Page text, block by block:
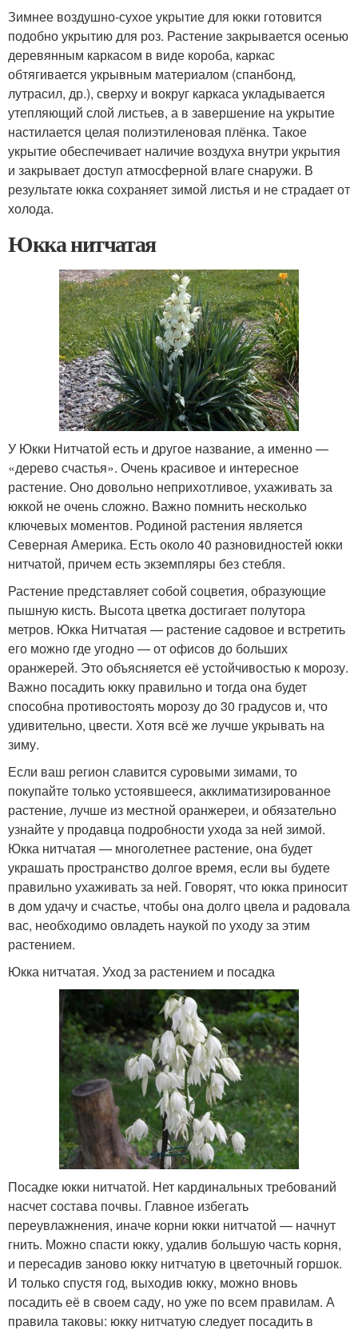
Зимнее воздушно-сухое укрытие для юкки готовится
подобно укрытию для роз. Растение закрывается осенью
деревянным каркасом в виде короба, каркас
обтягивается укрывным материалом (спанбонд,
лутрасил, др.), сверху и вокруг каркаса укладывается
утепляющий слой листьев, а в завершение на укрытие
настилается целая полиэтиленовая плёнка. Такое
укрытие обеспечивает наличие воздуха внутри укрытия
и закрывает доступ атмосферной влаге снаружи. В
результате юкка сохраняет зимой листья и не страдает от
холода.
Юкка нитчатая
У Юкки Нитчатой есть и другое название, а именно —
«дерево счастья». Очень красивое и интересное
растение. Оно довольно неприхотливое, ухаживать за
юккой не очень сложно. Важно помнить несколько
ключевых моментов. Родиной растения является
Северная Америка. Есть около 40 разновидностей юкки
нитчатой, причем есть экземпляры без стебля.
Растение представляет собой соцветия, образующие
пышную кисть. Высота цветка достигает полутора
метров. Юкка Нитчатая — растение садовое и встретить
его можно где угодно — от офисов до больших
оранжерей. Это объясняется её устойчивостью к морозу.
Важно посадить юкку правильно и тогда она будет
способна противостоять морозу до 30 градусов и, что
удивительно, цвести. Хотя всё же лучше укрывать на
зиму.
Если ваш регион славится суровыми зимами, то
покупайте только устоявшееся, акклиматизированное
растение, лучше из местной оранжереи, и обязательно
узнайте у продавца подробности ухода за ней зимой.
Юкка нитчатая — многолетнее растение, она будет
украшать пространство долгое время, если вы будете
правильно ухаживать за ней. Говорят, что юкка приносит
в дом удачу и счастье, чтобы она долго цвела и радовала
вас, необходимо овладеть наукой по уходу за этим
растением.
Юкка нитчатая. Уход за растением и посадка
Посадке юкки нитчатой. Нет кардинальных требований
насчет состава почвы. Главное избегать
переувлажнения, иначе корни юкки нитчатой — начнут
гнить. Можно спасти юкку, удалив большую часть корня,
и пересадив заново юкку нитчатую в цветочный горшок.
И только спустя год, выходив юкку, можно вновь
посадить её в своем саду, но уже по всем правилам. А
правила таковы: юкку нитчатую следует посадить в